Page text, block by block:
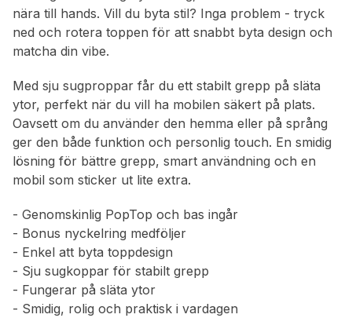
nära till hands. Vill du byta stil? Inga problem - tryck
ned och rotera toppen för att snabbt byta design och
matcha din vibe.
Med sju sugproppar får du ett stabilt grepp på släta
ytor, perfekt när du vill ha mobilen säkert på plats.
Oavsett om du använder den hemma eller på språng
ger den både funktion och personlig touch. En smidig
lösning för bättre grepp, smart användning och en
mobil som sticker ut lite extra.
- Genomskinlig PopTop och bas ingår
- Bonus nyckelring medföljer
- Enkel att byta toppdesign
- Sju sugkoppar för stabilt grepp
- Fungerar på släta ytor
- Smidig, rolig och praktisk i vardagen